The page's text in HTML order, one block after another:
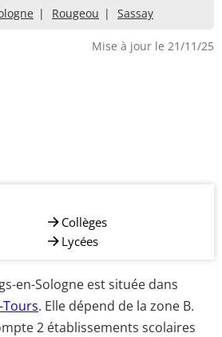
Rougeou Sassay
Mise à jour le 21/11/25
Collèges
Lycées
en-Sologne est située dans
. Elle dépend de la zone B.
2 établissements scolaires